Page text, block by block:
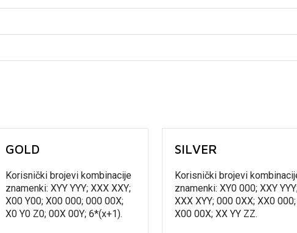
GOLD
Korisnički brojevi kombinacije
znamenki: XYY YYY; XXX XXY;
X00 Y00; X00 000; 000 00X;
X0 Y0 Z0; 00X 00Y; 6*(x+1).
SILVER
Korisnički brojevi
znamenki: XY0 000; XXY
XXX XYY; 000 0XX; XX0 000;
X00 00X; XX YY ZZ.